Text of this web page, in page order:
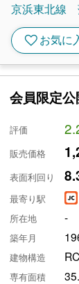
京浜東北線
favoriteお気に
会員限定公
評価
販売価格
表面利回り
最寄り駅
所在地 -
築年月
建物構造
専有面積